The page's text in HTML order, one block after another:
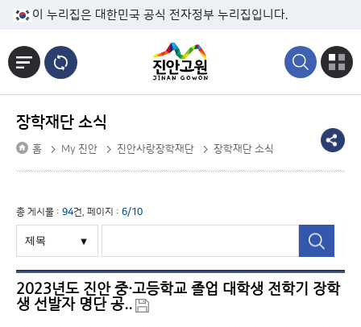
본문바로가기
이 누리집은 대한민국 공식 전자정부 누리집입니다.
장학재단 소식
홈 My 진안 진안사랑장학재단 장학재단 소식
총 게시물 : 94건, 페이지 : 6/10
2023년도 진안 중·고등학교 졸업 대학생 전학기 장학
생 선발자 명단 공..